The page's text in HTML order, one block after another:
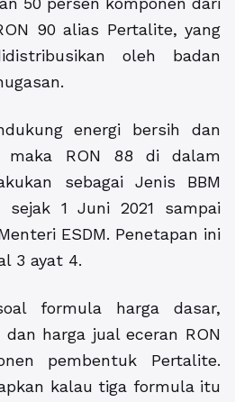
90 alias Pertalite, yang
oleh badan
energi bersih dan
maka RON 88 di dalam
sebagai Jenis BBM
sejak 1 Juni 2021 sampai
ESDM. Penetapan ini
3 ayat 4.
formula harga dasar,
harga jual eceran RON
pembentuk Pertalite.
kalau tiga formula itu